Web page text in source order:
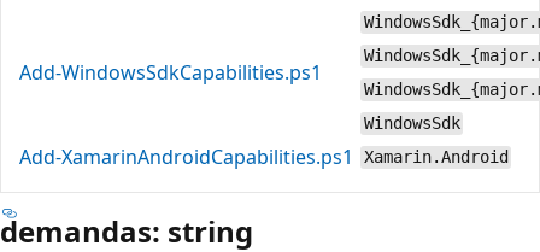
Add-WindowsSdkCapabilities.ps1
WindowsSdk
Add-XamarinAndroidCapabilities.ps1 Xamarin.Android
demandas: string